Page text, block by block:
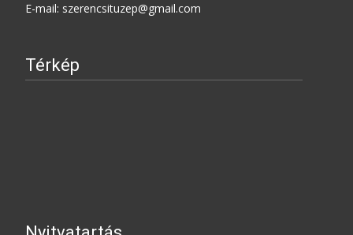
E-mail: szerencsituzep@gmail.com
Térkép